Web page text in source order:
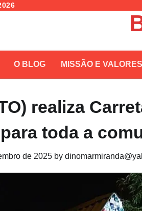
O BLOG MISSÃO E VALORES
realiza
toda a
de 2025 by